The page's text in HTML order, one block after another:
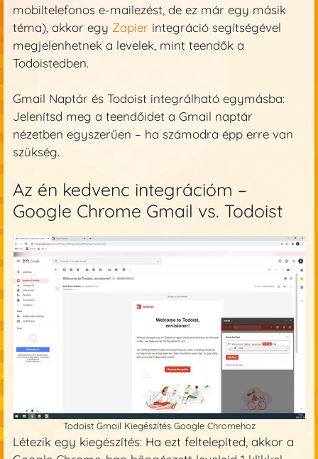
mobiltelefonos e-mailezést, de ez már egy másik
téma), akkor egy Zapier integráció segítségével
megjelenhetnek a levelek, mint teendők a
Todoistedben.
Gmail Naptár és Todoist integrálható egymásba:
Jelenítsd meg a teendőidet a Gmail naptár
nézetben egyszerűen – ha számodra épp erre van
szükség.
Az én kedvenc integrációm –
Google Chrome Gmail vs. Todoist
Todoist Gmail Kiegészítés Google Chromehoz
Létezik egy kiegészítés: Ha ezt feltelepíted, akkor a